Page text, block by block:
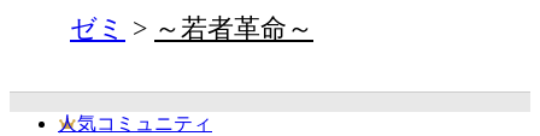
ゼミ
～若者革命～
人気コミュニティ